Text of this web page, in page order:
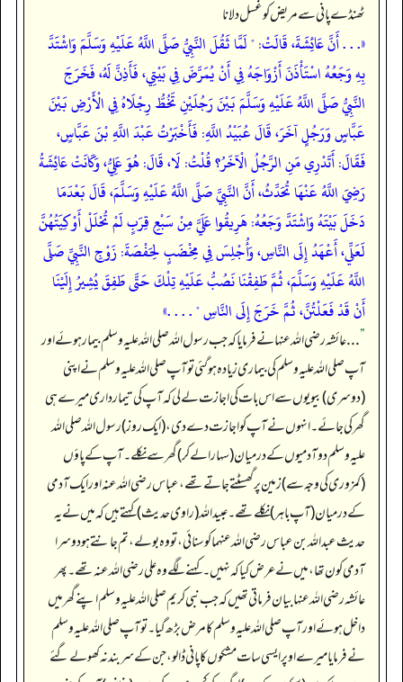
ٹھنڈے پانی سے مریض کو غسل دلانا
«. . . أَنَّ عَائِشَةَ، قَالَتْ: " لَمَّا ثَقُلَ النَّبِيُّ صَلَّى اللَّهُ عَلَيْهِ وَسَلَّمَ وَاشْتَدَّ
بِهِ وَجَعُهُ اسْتَأْذَنَ أَزْوَاجَهُ فِي أَنْ يُمَرَّضَ فِي بَيْتِي، فَأَذِنَّ لَهُ، فَخَرَجَ
النَّبِيُّ صَلَّى اللَّهُ عَلَيْهِ وَسَلَّمَ بَيْنَ رَجُلَيْنِ تَخُطُّ رِجْلَاهُ فِي الْأَرْضِ بَيْنَ
عَبَّاسٍ وَرَجُلٍ آخَرَ، قَالَ عُبَيْدُ اللَّهِ: فَأَخْبَرْتُ عَبْدَ اللَّهِ بْنَ عَبَّاسٍ،
فَقَالَ: أَتَدْرِي مَنِ الرَّجُلُ الْآخَرُ؟ قُلْتُ: لَا، قَالَ: هُوَ عَلِيُّ، وَكَانَتْ عَائِشَةُ
رَضِيَ اللَّهُ عَنْهَا تُحَدِّثُ، أَنَّ النَّبِيَّ صَلَّى اللَّهُ عَلَيْهِ وَسَلَّمَ، قَالَ بَعْدَمَا
دَخَلَ بَيْتَهُ وَاشْتَدَّ وَجَعُهُ: هَرِيقُوا عَلَيَّ مِنْ سَبْعِ قِرَبٍ لَمْ تُحْلَلْ أَوْكِيَتُهُنَّ
لَعَلِّي، أَعْهَدُ إِلَى النَّاسِ، وَأُجْلِسَ فِي مِخْضَبٍ لِحَفْصَةَ: زَوْجِ النَّبِيِّ صَلَّى
اللَّهُ عَلَيْهِ وَسَلَّمَ، ثُمَّ طَفِقْنَا نَصُبُّ عَلَيْهِ تِلْكَ حَتَّى طَفِقَ يُشِيرُ إِلَيْنَا
أَنْ قَدْ فَعَلْتُنَّ، ثُمَّ خَرَجَ إِلَى النَّاسِ " . . . .»
”. . . عائشہ رضی اللہ عنہا نے فرمایا کہ جب رسول اللہ صلی اللہ علیہ وسلم بیمار ہوئے اور
آپ صلی اللہ علیہ وسلم کی بیماری زیادہ ہو گئی تو آپ صلی اللہ علیہ وسلم نے اپنی
(دوسری) بیویوں سے اس بات کی اجازت لے لی کہ آپ کی تیمارداری میرے ہی
گھر کی جائے۔ انہوں نے آپ کو اجازت دے دی، (ایک روز) رسول اللہ صلی اللہ
علیہ وسلم دو آدمیوں کے درمیان (سہارا لے کر) گھر سے نکلے۔ آپ کے پاؤں
(کمزوری کی وجہ سے) زمین پر گھسٹتے جاتے تھے، عباس رضی اللہ عنہ اور ایک آدمی
کے درمیان (آپ باہر) نکلے تھے۔ عبیداللہ (راوی حدیث) کہتے ہیں کہ میں نے یہ
حدیث عبداللہ بن عباس رضی اللہ عنہما کو سنائی، تو وہ بولے، تم جانتے ہو دوسرا
آدمی کون تھا، میں نے عرض کیا کہ نہیں۔ کہنے لگے وہ علی رضی اللہ عنہ تھے۔ پھر
عائشہ رضی اللہ عنہا بیان فرماتی تھیں کہ جب نبی کریم صلی اللہ علیہ وسلم اپنے گھر میں
داخل ہوئے اور آپ صلی اللہ علیہ وسلم کا مرض بڑھ گیا۔ تو آپ صلی اللہ علیہ وسلم
نے فرمایا میرے اوپر ایسی سات مشکوں کا پانی ڈالو، جن کے سربند نہ کھولے گئے